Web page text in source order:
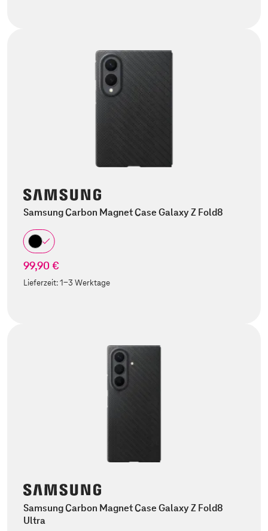
Samsung Carbon Magnet Case Galaxy Z Fold8
99,90 €
Lieferzeit:1-3 Werktage
Samsung Carbon Magnet Case Galaxy Z Fold8
Ultra